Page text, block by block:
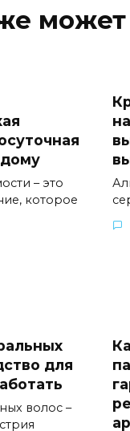
может
– это
которое
для
волос –